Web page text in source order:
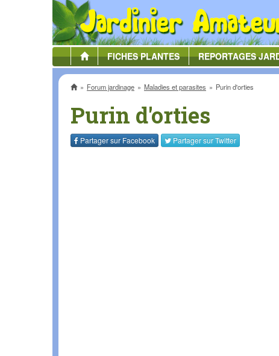
FICHESPLANTES REPORTAGES
AccueilForum jardinage Maladies et parasites Purin d'orties
Purin d'orties
Partager sur Facebook Partager surTwitter